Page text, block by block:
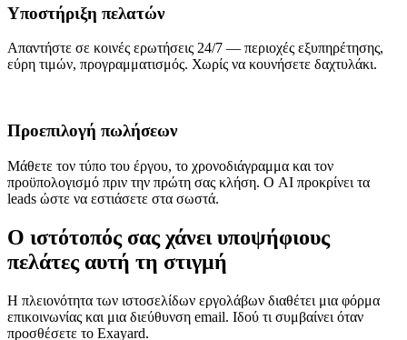
Υποστήριξη πελατών
Απαντήστε σε κοινές ερωτήσεις 24/7 — περιοχές εξυπηρέτησης,
εύρη τιμών, προγραμματισμός. Χωρίς να κουνήσετε δαχτυλάκι.
Προεπιλογή πωλήσεων
Μάθετε τον τύπο του έργου, το χρονοδιάγραμμα και τον
προϋπολογισμό πριν την πρώτη σας κλήση. Ο AI προκρίνει τα
leads ώστε να εστιάσετε στα σωστά.
Ο ιστότοπός σας χάνει υποψήφιους
πελάτες αυτή τη στιγμή
Η πλειονότητα των ιστοσελίδων εργολάβων διαθέτει μια φόρμα
επικοινωνίας και μια διεύθυνση email. Ιδού τι συμβαίνει όταν
προσθέσετε το Exayard.